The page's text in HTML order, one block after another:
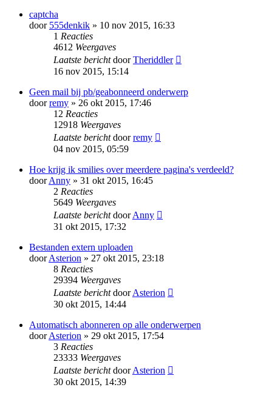
captcha
door 555denkik » 10 nov 2015, 16:33
1 Reacties
4612 Weergaves
Laatste berichtdoorTheriddler
16 nov 2015, 15:14
Geen mail bij pb/geabonneerd onderwerp
doorremy » 26 okt 2015, 17:46
12 Reacties
12918 Weergaves
Laatste berichtdoorremy
04 nov 2015, 05:59
Hoe krijg ik smilies over meerdere pagina's verdeeld?
doorAnny » 31 okt 2015, 16:45
2 Reacties
5649 Weergaves
Laatste berichtdoorAnny
31 okt 2015, 17:32
Bestanden extern uploaden
doorAsterion » 27 okt 2015, 23:18
8 Reacties
29394 Weergaves
Laatste berichtdoorAsterion
30 okt 2015, 14:44
Automatisch abonneren op alle onderwerpen
doorAsterion » 29 okt 2015, 17:54
3 Reacties
23333 Weergaves
Laatste berichtdoorAsterion
30 okt 2015, 14:39